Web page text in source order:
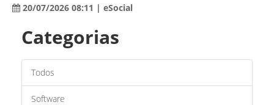
20/07/2026 08:11 | eSocial
Categorias
Todos
Software